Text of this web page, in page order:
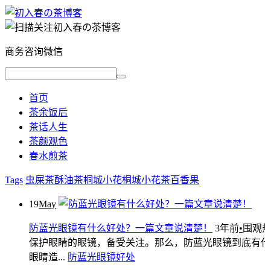
商务咨询微信
首页
茶余饭后
茶话人生
茶颜观色
春水煎茶
Tags 虫屎茶酥油茶桐城小花桐城小花茶百香果
19May
防蓝光眼镜有什么好处？一篇文章说清楚！ 3年前• 围观
保护眼睛的眼镜，备受关注。那么，防蓝光眼镜到底
眼睛造... 防蓝光眼镜好处